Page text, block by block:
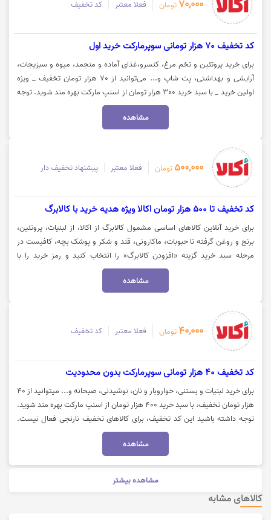
70,000 تومان فعلا معتبر کد تخفیف
کد تخفیف 70 هزار تومانی سوپرمارکت خرید اول
برای خرید پروتئین و تخم مرغ، کنسرو،غذای آماده و منجمد، میوه و سبزیجات،
آرایشی و بهداشتی، پت شاپ و... می‌توانید از 70 هزار تومان تخفیف _ ویژه
اولین خرید _ با سبد خرید 300 هزار تومان از اسنپ مارکت بهره مند شوید. توجه
داشته باشید این کد تخفیف، برای کالاهای تخفیف نارنجی فعال نیست. جهت
استفاده از کد تخفیف اسنپ مارکت، روی گزینه "خرید کنید" کلیک نمایید.
مشاهده
500,000 تومان فعلا معتبر پیشنهاد تخفیف دار
کد تخفیف تا 500 هزار تومان اکالا ویژه هدیه خرید با کالابرگ
برای خرید آنلاین کالاهای اساسی مشمول کالابرگ از اکالا، از لبنیات، پروتئین،
برنج و روغن گرفته تا حبوبات، ماکارونی، قند و شکر و پوشک بچه، کافیست در
مرحله سبد خرید گزینه «افزودن کالابرگ» را انتخاب کنید و رمز خرید را با
روز بعد یک کد تخفیف (تا 500 هزار تومان) برای شما پیامک می‌شود که
با کالابرگ و دریافت کد تخفیف از اکالا، روی گزینه «خرید کنید» کلیک نمایید.
مشاهده
40,000 تومان فعلا معتبر کد تخفیف
کد تخفیف 40 هزار تومانی سوپرمارکت بدون محدودیت
برای خرید لبنیات و بستنی، خواروبار و نان، نوشیدنی، صبحانه و... میتوانید از 40
هزار تومان تخفیف، با سبد خرید 400 هزار تومان از اسنپ مارکت بهره مند شوید.
توجه داشته باشید این کد تخفیف، برای کالاهای تخفیف نارنجی فعال نیست.
جهت استفاده از کد تخفیف اسنپ مارکت، روی گزینه "خرید کنید" کلیک نمایید.
مشاهده
مشاهده بیشتر
کالاهای مشابه